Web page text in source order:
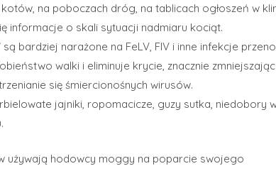
na poboczach dróg, na tablicach ogłoszeń w
informacje o skali sytuacji nadmiaru kociąt.
bardziej narażone na FeLV, FIV i inne infekcje
walki i eliminuje krycie, znacznie
się śmiercionośnych wirusów.
jajniki, ropomacicze, guzy sutka, niedobory
używają hodowcy moggy na poparcie swojego